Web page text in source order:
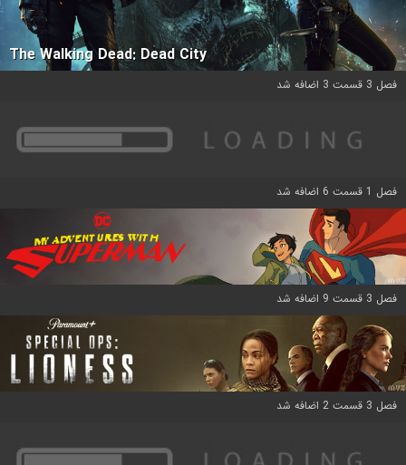
The Walking Dead: Dead City
فصل 3 قسمت 3 اضافه شد
فصل 1 قسمت 6 اضافه شد
فصل 3 قسمت 9 اضافه شد
فصل 3 قسمت 2 اضافه شد